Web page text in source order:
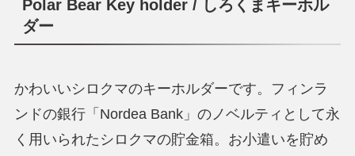
Polar Bear Key holder/ しろくまキーホル
ダー
かわいいシロクマのキーホルダーです。フィンラ
ンドの銀行「Nordea Bank」のノベルティとして永
く用いられたシロクマの貯金箱。お小遣いを貯め